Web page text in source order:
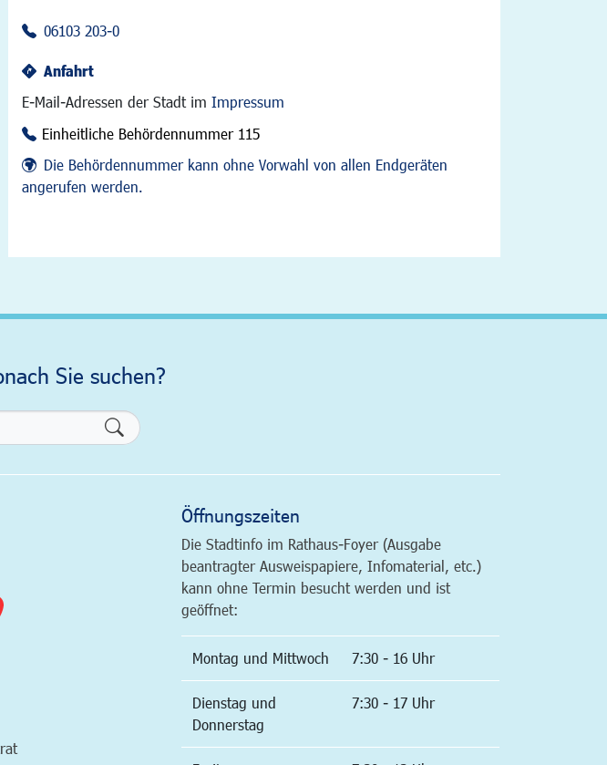
06103 203-0
Anfahrt
E-Mail-Adressen der Stadt im Impressum
Einheitliche Behördennummer 115
Die Behördennummer kann ohne Vorwahl von allen Endgeräten
angerufen werden.
Sie suchen?
Formularschaltfläche
Öffnungszeiten
Die Stadtinfo im Rathaus-Foyer (Ausgabe
beantragter Ausweispapiere, Infomaterial, etc.)
kann ohne Termin besucht werden und ist
geöffnet:
Montag und Mittwoch 7:30 - 16 Uhr
Dienstag und
Donnerstag
7:30 - 17 Uhr